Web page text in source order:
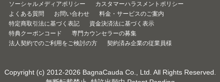
ソーシャルメディアポリシー
カスタマーハラスメントポリシー
よくある質問
お問い合わせ
料金・サービスのご案内
特定商取引法に基づく表記
資金決済法に基づく表示
特典クーポンコード
専門カウンセラーの募集
法人契約でのご利用をご検討の方
契約済み企業の従業員様
Copyright (c) 2012-2026 BagnaCauda Co., Ltd. All Rights Reserved.